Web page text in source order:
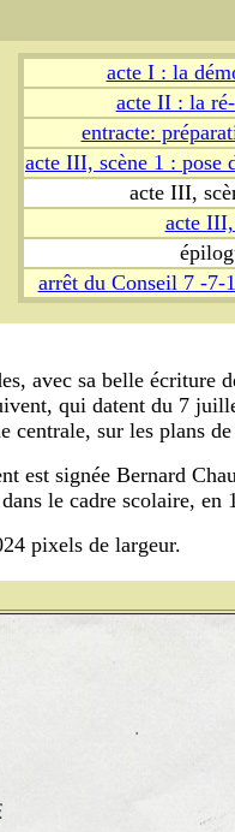
acte I : la
acte II : la
entracte:
acte III, scène 1 : pose
acte III,
acte
arrêt du Conseil 7 -7-
avec sa belle écriture
qui datent du 7
centrale, sur les plans
est signée Bernard
le cadre scolaire, en
pixels de largeur.